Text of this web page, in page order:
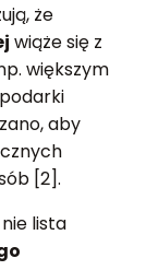
że
wiąże się z
większym
aby
[2].
lista